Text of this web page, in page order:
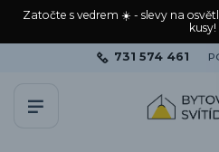
Zatočte s vedrem ☀️ - slevy na
kusy!
731 574 461